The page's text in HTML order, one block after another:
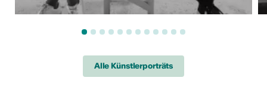
Alle Künstlerporträts